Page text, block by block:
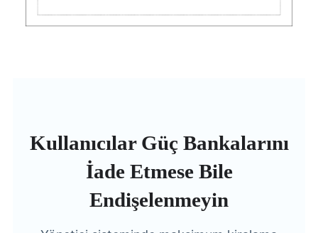
Kullanıcılar Güç Bankalarını
İade Etmese Bile
Endişelenmeyin